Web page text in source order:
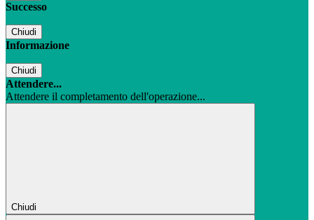
Successo
Chiudi
Informazione
Chiudi
Attendere...
Attendere il completamento dell'operazione...
Chiudi